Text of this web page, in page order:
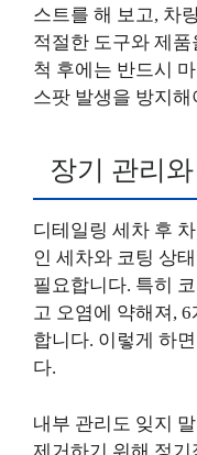
스트를 해 보고, 차
적절한 도구와 제품
척 후에는 반드시
스팟 발생을 방지해
장기 관리
디테일링 세차 후
인 세차와 코팅 상
필요합니다. 특히
고 오염에 약해져,
합니다. 이렇게 하
다.
내부 관리도 잊지
제거하기 위해 정